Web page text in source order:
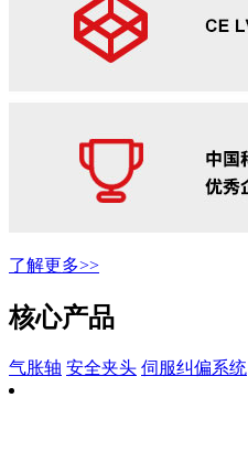
了解更多>>
核心产品
气胀轴 安全夹头 伺服纠偏系统